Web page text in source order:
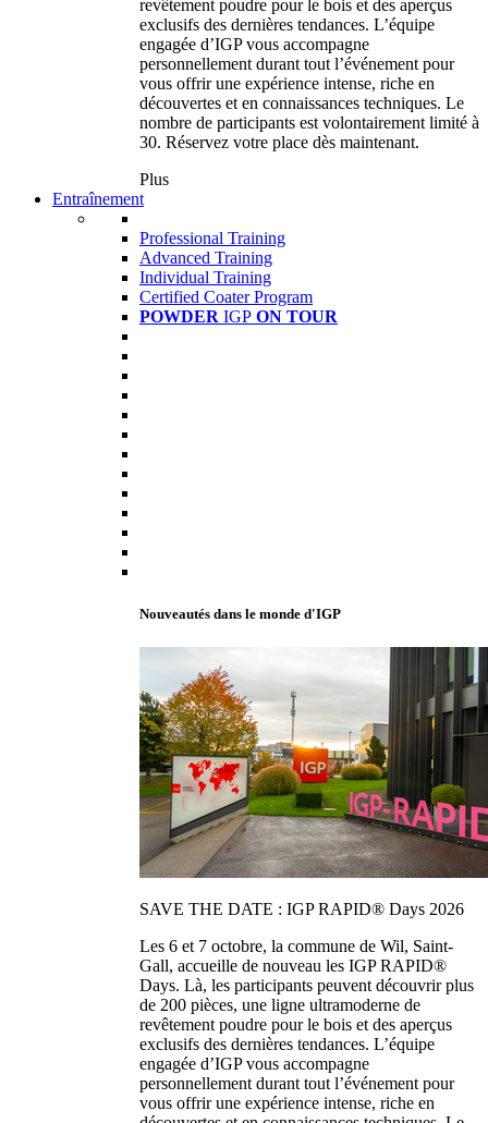
revêtement poudre pour le bois et des aperçus
exclusifs des dernières tendances. L’équipe
engagée d’IGP vous accompagne
personnellement durant tout l’événement pour
vous offrir une expérience intense, riche en
découvertes et en connaissances techniques. Le
nombre de participants est volontairement limité à
30. Réservez votre place dès maintenant.
Plus
Entraînement
Professional Training
Advanced Training
Individual Training
Certified Coater Program
POWDER IGP ON TOUR
Nouveautés dans le monde d'IGP
SAVE THE DATE : IGP RAPID® Days 2026
Les 6 et 7 octobre, la commune de Wil, Saint-
Gall, accueille de nouveau les IGP RAPID®
Days. Là, les participants peuvent découvrir plus
de 200 pièces, une ligne ultramoderne de
revêtement poudre pour le bois et des aperçus
exclusifs des dernières tendances. L’équipe
engagée d’IGP vous accompagne
personnellement durant tout l’événement pour
vous offrir une expérience intense, riche en